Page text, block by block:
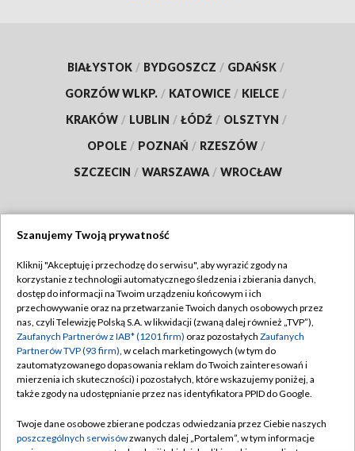
BIAŁYSTOK / BYDGOSZCZ / GDAŃSK /
GORZÓW WLKP. / KATOWICE / KIELCE /
KRAKÓW / LUBLIN / ŁÓDŹ / OLSZTYN /
OPOLE / POZNAŃ / RZESZÓW /
SZCZECIN / WARSZAWA / WROCŁAW
TVP
Abonament TVP
Emisja w TVP
Centrum informacji TVP
Naziemna Telewizja Cyfrowa
Rada Programowa
Regulamin TVP
Polityka prywatności
Moje zgody
Pomoc
Kontakt
Szanujemy Twoją prywatność
Kliknij "Akceptuję i przechodzę do serwisu", aby wyrazić zgody na
korzystanie z technologii automatycznego śledzenia i zbierania danych,
dostęp do informacji na Twoim urządzeniu końcowym i ich
przechowywanie oraz na przetwarzanie Twoich danych osobowych przez
nas, czyli Telewizję Polską S.A. w likwidacji (zwaną dalej również „TVP”),
Zaufanych Partnerów z IAB* (1201 firm) oraz pozostałych Zaufanych
Partnerów TVP (93 firm), w celach marketingowych (w tym do
zautomatyzowanego dopasowania reklam do Twoich zainteresowań i
mierzenia ich skuteczności) i pozostałych, które wskazujemy poniżej, a
także zgody na udostępnianie przez nas identyfikatora PPID do Google.
Twoje dane osobowe zbierane podczas odwiedzania przez Ciebie naszych
poszczególnych serwisówzwanych dalej „Portalem”, w tym informacje